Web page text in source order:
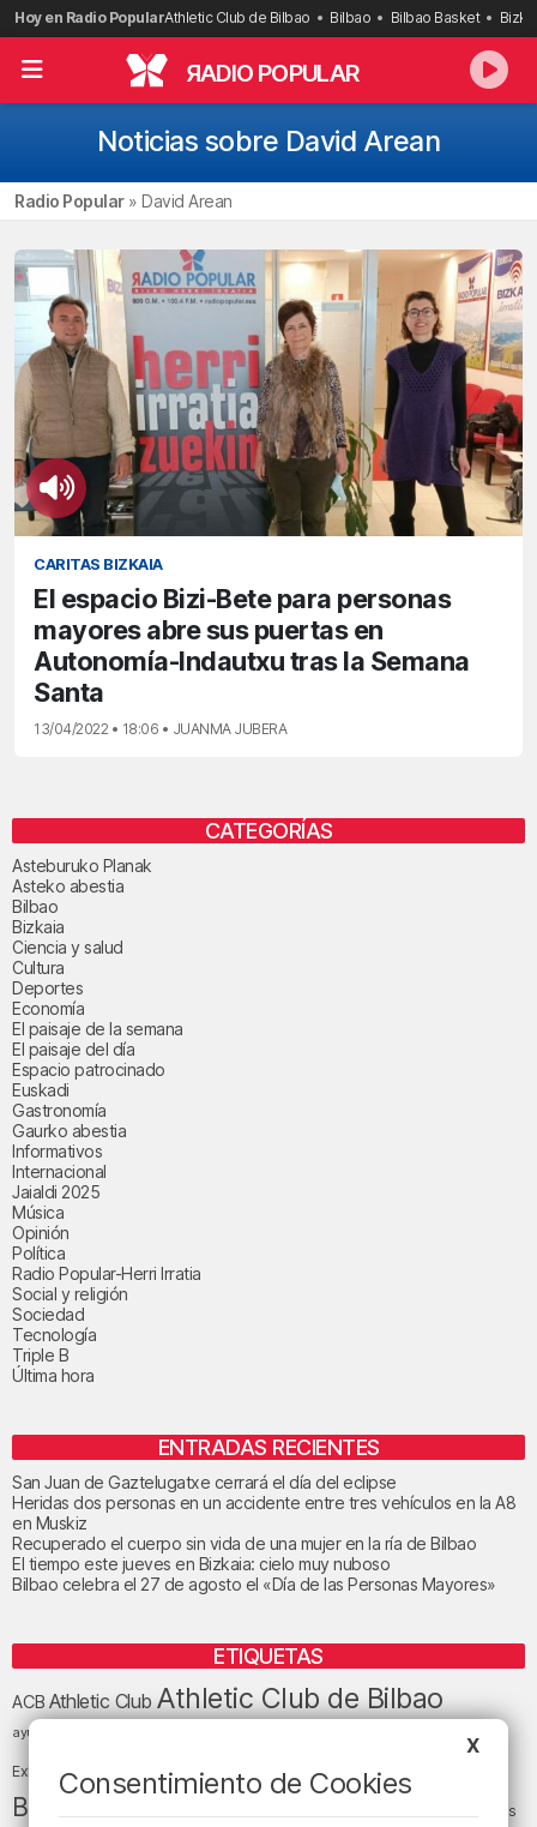
Saltar
al
contenido
Hoy en Radio PopularAthletic Club de Bilbao Bilbao Bilbao Basket
RADIO POPULAR
Noticias sobre David Arean
Radio Popular» David Arean
CARITAS BIZKAIA
El espacio Bizi-Bete para personas
mayores abre sus puertas en
Autonomía-Indautxu tras la Semana
Santa
13/04/2022 • 18:06 • JUANMA JUBERA
CATEGORÍAS
Asteburuko Planak
Asteko abestia
Bilbao
Bizkaia
Ciencia y salud
Cultura
Deportes
Economía
El paisaje de la semana
El paisaje del día
Espacio patrocinado
Euskadi
Gastronomía
Gaurko abestia
Informativos
Internacional
Jaialdi 2025
Música
Opinión
Política
Radio Popular-Herri Irratia
Social y religión
Sociedad
Tecnología
Triple B
Última hora
ENTRADAS RECIENTES
San Juan de Gaztelugatxe cerrará el día del eclipse
Heridas dos personas en un accidente entre tres vehículos en la A8
en Muskiz
Recuperado el cuerpo sin vida de una mujer en la ría de Bilbao
El tiempo este jueves en Bizkaia: cielo muy nuboso
Bilbao celebra el 27 de agosto el «Día de las Personas Mayores»
ETIQUETAS
ACB Athletic Club Athletic Club de Bilbao
ayuntamiento de Bilbao baloncesto
Exhibition Center) Bilbao Bilbao Basket Bizkaia
Bizkaia y sus comarcas cultura
Cáritas
X
Consentimiento de Cookies